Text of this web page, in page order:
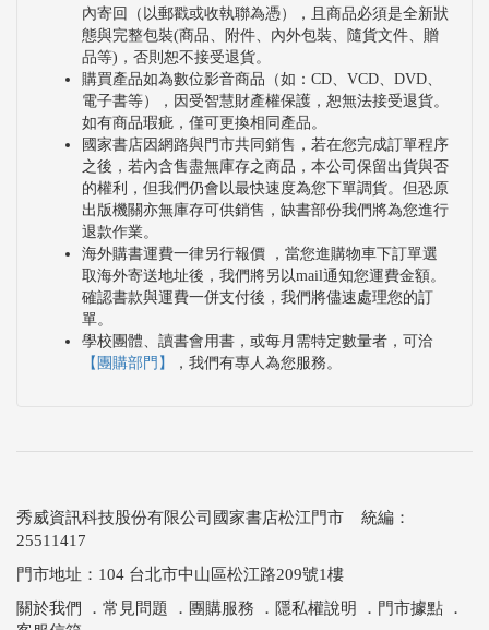
內寄回（以郵戳或收執聯為憑），且商品必須是全新狀
態與完整包裝(商品、附件、內外包裝、隨貨文件、贈
品等)，否則恕不接受退貨。
購買產品如為數位影音商品（如：CD、VCD、DVD、
電子書等），因受智慧財產權保護，恕無法接受退貨。
如有商品瑕疵，僅可更換相同產品。
國家書店因網路與門市共同銷售，若在您完成訂單程序
之後，若內含售盡無庫存之商品，本公司保留出貨與否
的權利，但我們仍會以最快速度為您下單調貨。但恐原
出版機關亦無庫存可供銷售，缺書部份我們將為您進行
退款作業。
海外購書運費一律另行報價 ，當您進購物車下訂單選
取海外寄送地址後，我們將另以mail通知您運費金額。
確認書款與運費一併支付後，我們將儘速處理您的訂
單。
學校團體、讀書會用書，或每月需特定數量者，可洽
【團購部門】
，我們有專人為您服務。
秀威資訊科技股份有限公司國家書店松江門市 統編：
25511417
門市地址：104 台北市中山區松江路209號1樓
關於我們
． 常見問題 ． 團購服務 ． 隱私權說明 ． 門市據點 ．